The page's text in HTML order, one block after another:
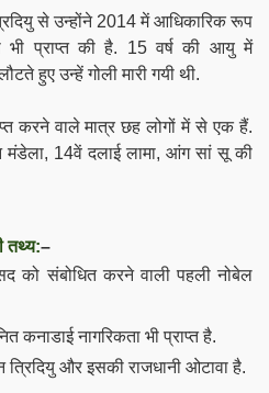
से उन्होंने 2014 में आधिकारिक रूप
भी प्राप्त की है. 15 वर्ष की आयु में
हुए उन्हें गोली मारी गयी थी.
करने वाले मात्र छह लोगों में से एक हैं.
मंडेला, 14वें दलाई लामा, आंग सां सू की
तथ्य:–
को संबोधित करने वालीपहली नोबेल
कनाडाई नागरिकता भी प्राप्तहै.
और इसकी राजधानी ओटावा है.